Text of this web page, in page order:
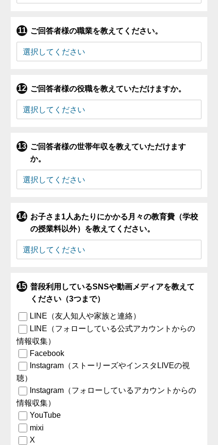
ご回答者様の職業を教えてください。
ご回答者様の役職を教えていただけますか。
ご回答者様の世帯年収を教えていただけます
か。
お子さま1人あたりにかかる月々の教育費（学校
の授業料以外）を教えてください。
普段利用しているSNSや動画メディアを教えて
ください（3つまで）
LINE（友人知人や家族と連絡）
LINE（フォローしている公式アカウントからの
情報収集）
Facebook
Instagram（ストーリーズやインスタLIVEの視
聴）
Instagram（フォローしているアカウントからの
情報収集）
YouTube
mixi
X